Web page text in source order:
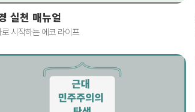
실천 매뉴얼
시작하는 에코 라이프